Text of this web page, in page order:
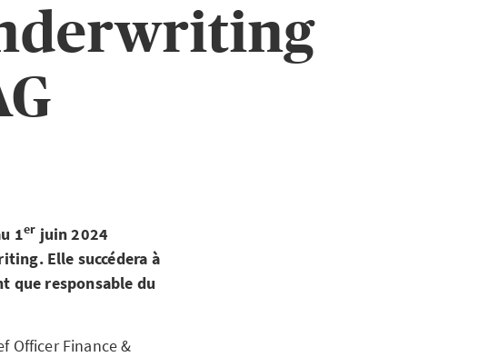
1er juin 2024
Elle succédera à
que responsable du
Officer Finance &